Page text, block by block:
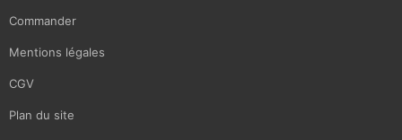
Commander
Mentions légales
CGV
Plan du site